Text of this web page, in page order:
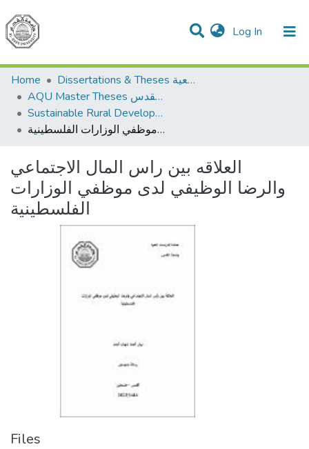
Log In (current)
Communities & Collections
All of DSpace
Home
Dissertations & Theses الرسائل الجامعية
AQU Master Theses الرسائل الجامعية الخاصة بجامعة القدس
Sustainable Rural Development التنمية الريفية المستدامة
العلاقه بين راس المال الاجتماعي والرضا الوظيفي لدى موظفي الوزارات الفلسطينية
العلاقه بين راس المال الاجتماعي
والرضا الوظيفي لدى موظفي الوزارات
الفلسطينية
Files